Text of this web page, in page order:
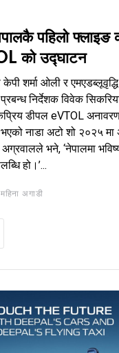
पहिलो फ्लाइङ
को उद्घाटन
शर्मा ओली र
निर्देशक विवेक
डीपल eVTOL
नाडा अटो शो २०२५ मा
भने, ‘नेपालमा
हो।’...
अगाडी